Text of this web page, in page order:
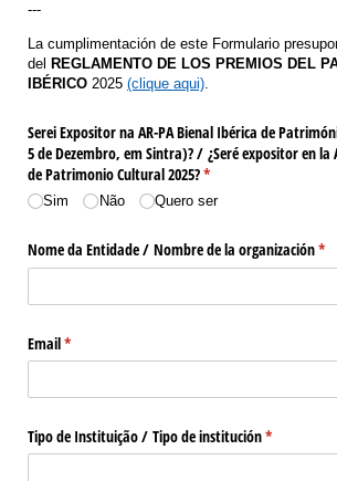
---
La cumplimentación de este Formulario
del REGLAMENTO DE LOS PREMIOS DEL
IBÉRICO 2025 (clique aqui).
Serei Expositor na AR-PA Bienal Ibérica de
5 de Dezembro, em Sintra)? /​ ¿Seré expositor en la
de Patrimonio Cultural 2025?*
(obrigatório)
Sim Não Quero ser
Nome da Entidade /​ Nombre de la organización*
Email*
(obrigatório)
Tipo de Instituição /​ Tipo de institución*
(obrigatório)